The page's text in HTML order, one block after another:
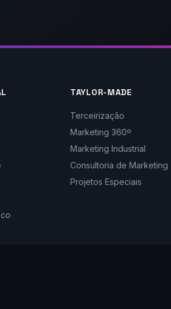
TAYLOR-MADE
Terceirização
Marketing 360º
Marketing Industrial
Consultoria de Marketing
Projetos Especiais